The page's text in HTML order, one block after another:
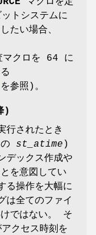
トシステムに
たい場合、
マクロを 64 に
を参照)。
)
行されたとき
st_atime )
デックス作成や
を意図してい
る操作を大幅に
は全てのファイ
ではない。 そ
クセス時刻を